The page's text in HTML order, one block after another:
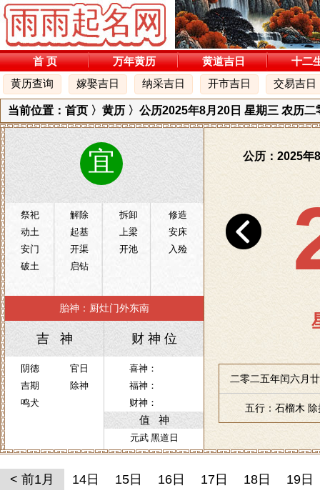
首 页 万年黄历 黄道吉日
十二
黄历查询
嫁娶吉日 纳采吉日 开市吉日 交易吉日
当前位置： 首页 〉 黄历 〉公历2025年8月20日 星期三 农历
宜
祭祀 解除 拆卸
修造
动土
起基 上梁
安床
安门
开渠 开池
入殓
破土
启钻
胎神：厨灶门外东南
吉 神
阴德
官日
吉期
除神
鸣犬
财 神 位
喜神：
福神：
财神：
值 神
元武 黑道日
公历：2025年
二零二五年闰六月
五行：石榴木
< 前1月 14日 15日 16日 17日 18日 19日